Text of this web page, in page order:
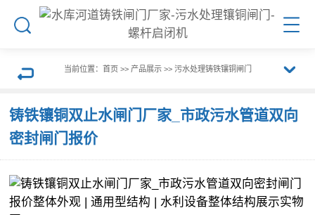
搜
菜
回
上
当前位置： 首页>> 产品展示>> 污水处理铸铁镶铜闸门
目
铸铁镶铜双止水闸门厂家_市政污水管道双向
密封闸门报价